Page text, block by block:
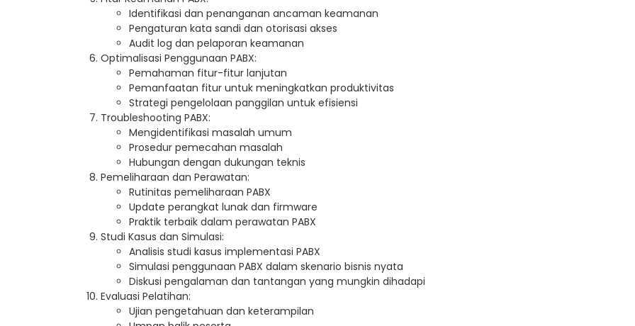
Identifikasi dan penanganan ancaman keamanan
Pengaturan kata sandi dan otorisasi akses
Audit log dan pelaporan keamanan
Optimalisasi Penggunaan PABX:
Pemahaman fitur-fitur lanjutan
Pemanfaatan fitur untuk meningkatkan produktivitas
Strategi pengelolaan panggilan untuk efisiensi
Troubleshooting PABX:
Mengidentifikasi masalah umum
Prosedur pemecahan masalah
Hubungan dengan dukungan teknis
Pemeliharaan dan Perawatan:
Rutinitas pemeliharaan PABX
Update perangkat lunak dan firmware
Praktik terbaik dalam perawatan PABX
Studi Kasus dan Simulasi:
Analisis studi kasus implementasi PABX
Simulasi penggunaan PABX dalam skenario bisnis nyata
Diskusi pengalaman dan tantangan yang mungkin dihadapi
Evaluasi Pelatihan:
Ujian pengetahuan dan keterampilan